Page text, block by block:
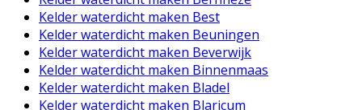
Kelder waterdicht maken Best
Kelder waterdicht maken Beuningen
Kelder waterdicht maken Beverwijk
Kelder waterdicht maken Binnenmaas
Kelder waterdicht maken Bladel
Kelder waterdicht maken Blaricum